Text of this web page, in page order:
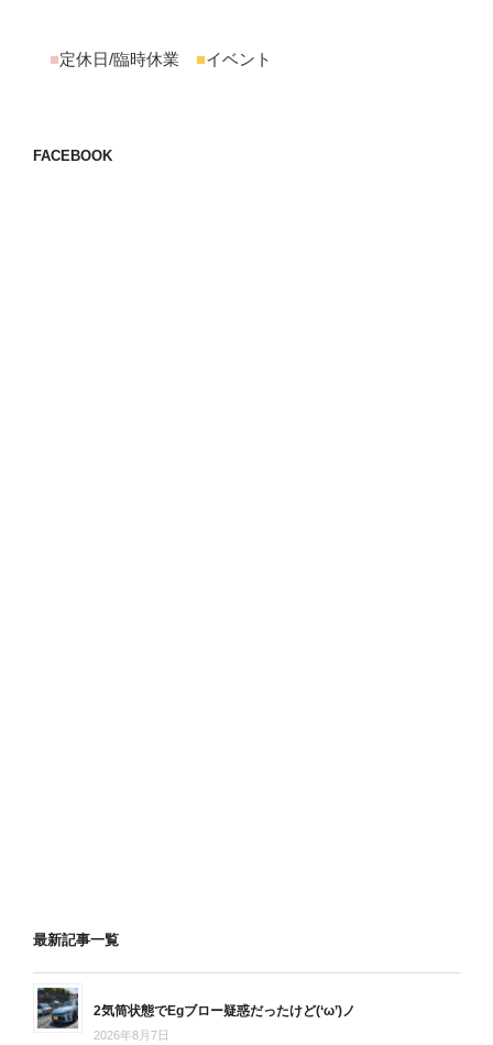
■定休日/臨時休業 ■イベント
FACEBOOK
最新記事一覧
2気筒状態でEgブロー疑惑だったけど(‘ω’)ノ
2026年8月7日